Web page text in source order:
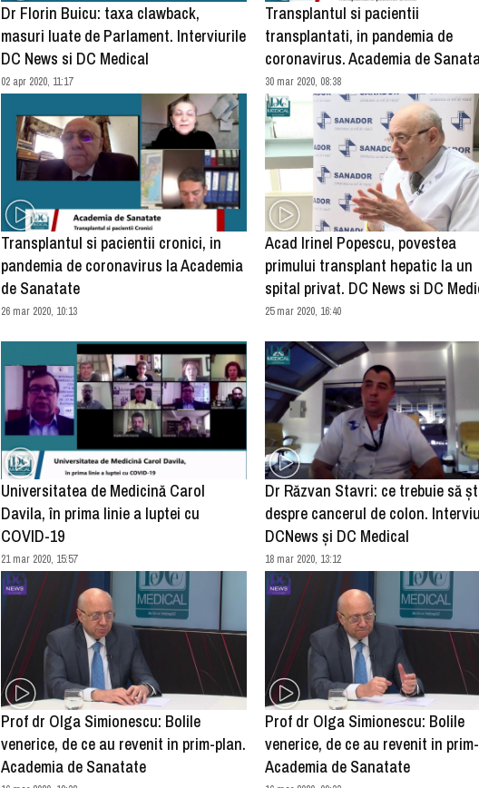
Dr Florin Buicu: taxa clawback,
masuri luate de Parlament. Interviurile
DC News si DC Medical
02 apr 2020, 11:17
Transplantul si pacientii
transplantati, in pandemia de
coronavirus. Academia de
30 mar 2020, 08:38
Transplantul si pacientii cronici, in
pandemia de coronavirus la Academia
de Sanatate
26 mar 2020, 10:13
Acad Irinel Popescu, povestea
primului transplant hepatic la un
spital privat. DC News si DC
25 mar 2020, 16:40
Universitatea de Medicină Carol
Davila, în prima linie a luptei cu
COVID-19
21 mar 2020, 15:57
Dr Răzvan Stavri: ce trebuie să
despre cancerul de colon.
DCNews și DC Medical
18 mar 2020, 13:12
Prof dr Olga Simionescu: Bolile
venerice, de ce au revenit in prim-plan.
Academia de Sanatate
Prof dr Olga Simionescu: Bolile
venerice, de ce au revenit in
Academia de Sanatate